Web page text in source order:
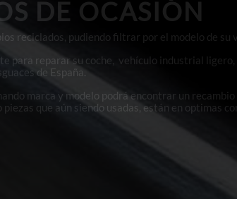
DE OCASIÓN
reciclados, pudiendo filtrar por el modelo de su
para reparar su coche, vehículo industrial
de España.
marca y modelo podrá encontrar un
que aún siendo usadas, están en optimas